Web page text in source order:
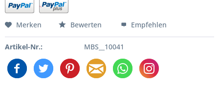
Merken Bewerten Empfehlen
Artikel-Nr.: MBS__10041